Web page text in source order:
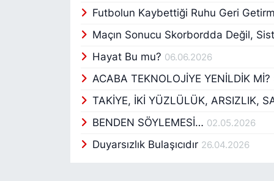
Sosyal medyada 4 yıldır
Sonses.tv internet
Futbolun Kaybettiği Ruhu Geri
Maçın Sonucu Skorbordda Değil,
Hayat Bu mu? 06.06.2026
ACABA TEKNOLOJİYE YENİLDİK Mİ?
TAKİYE, İKİ YÜZLÜLÜK, ARSIZLIK,
BENDEN SÖYLEMESİ… 02.05.2026
Duyarsızlık Bulaşıcıdır 26.04.2026